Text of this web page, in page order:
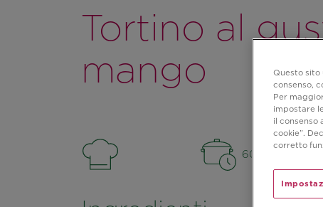
Tortino al
mango
60 min.
Questo sito
consenso,
Per
impostare
il consenso
cookie”.
corretto